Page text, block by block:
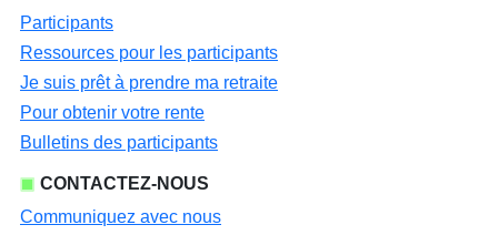
Participants
Ressources pour les participants
Je suis prêt à prendre ma retraite
Pour obtenir votre rente
Bulletins des participants
CONTACTEZ-NOUS
Communiquez avec nous